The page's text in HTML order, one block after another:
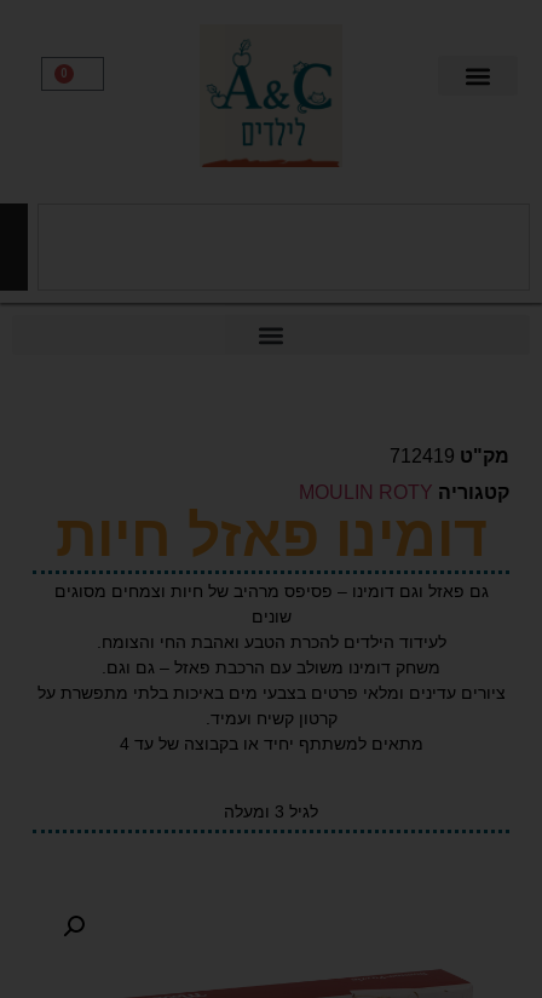
712419
MOULIN ROTY
פאזל חיות
וגם דומינו – פסיפס מרהיב של חיות וצמחים מסוגים
לעידוד הילדים להכרת הטבע ואהבת החי והצומח.
משחק דומינו משולב עם הרכבת פאזל – גם וגם.
עדינים ומלאי פרטים בצבעי מים באיכות בלתי מתפשרת על
קרטון קשיח ועמיד.
מתאים למשתתף יחיד או בקבוצה של עד 4